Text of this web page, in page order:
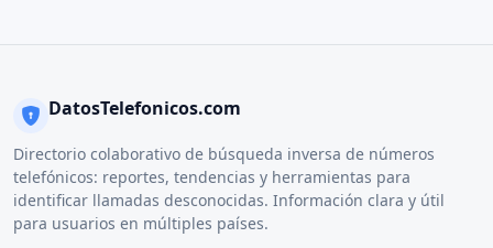
DatosTelefonicos.com
Directorio colaborativo de búsqueda inversa de números
telefónicos: reportes, tendencias y herramientas para
identificar llamadas desconocidas. Información clara y útil
para usuarios en múltiples países.